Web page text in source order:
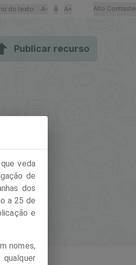
do texto: A- A A+ Alto Contraste
Publicar recurso
veda
de
dos
a 25 de
e
nomes,